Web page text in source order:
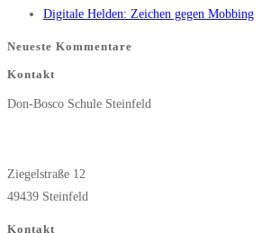
Digitale Helden: Zeichen gegen Mobbing
Neueste Kommentare
Kontakt
Don-Bosco Schule Steinfeld
Ziegelstraße 12
49439 Steinfeld
Kontakt